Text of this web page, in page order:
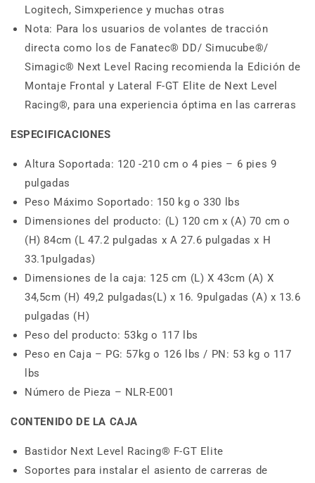
Logitech, Simxperience y muchas otras
Nota: Para los usuarios de volantes de tracción
directa como los de Fanatec® DD/ Simucube®/
Simagic® Next Level Racing recomienda la Edición de
Montaje Frontal y Lateral F-GT Elite de Next Level
Racing®, para una experiencia óptima en las carreras
ESPECIFICACIONES
Altura Soportada: 120 -210 cm o 4 pies – 6 pies 9
pulgadas
Peso Máximo Soportado: 150 kg o 330 lbs
Dimensiones del producto: (L) 120 cm x (A) 70 cm o
(H) 84cm (L 47.2 pulgadas x A 27.6 pulgadas x H
33.1pulgadas)
Dimensiones de la caja: 125 cm (L) X 43cm (A) X
34,5cm (H) 49,2 pulgadas(L) x 16. 9pulgadas (A) x 13.6
pulgadas (H)
Peso del producto: 53kg o 117 lbs
Peso en Caja – PG: 57kg o 126 lbs / PN: 53 kg o 117
lbs
Número de Pieza – NLR-E001
CONTENIDO DE LA CAJA
Bastidor Next Level Racing® F-GT Elite
Soportes para instalar el asiento de carreras de